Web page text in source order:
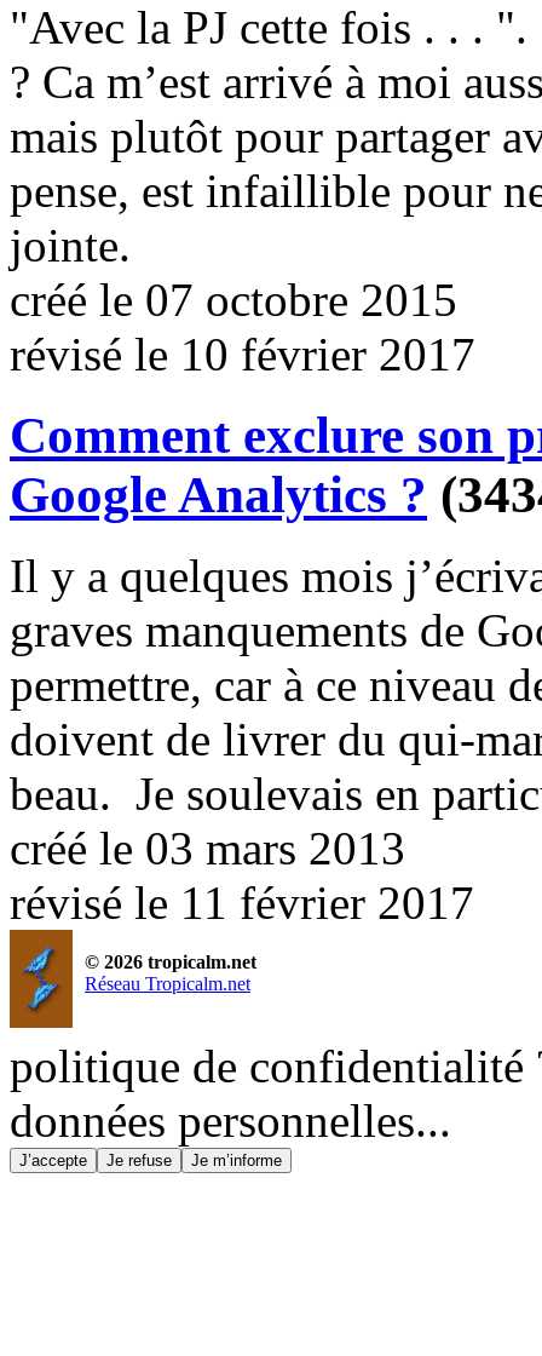
"Avec la PJ cette fois . . .
? Ca m’est arrivé à moi
mais plutôt pour partager
pense, est infaillible pour
jointe.
créé le 07 octobre 2015
révisé le 10 février 2017
Comment exclure son
Google Analytics ?
Il y a quelques mois
graves manquements de
permettre, car à ce niveau
doivent de livrer du qui-
beau. Je soulevais en
créé le 03 mars 2013
révisé le 11 février 2017
© 2026 tropicalm.net
Réseau Tropicalm.net
politique de confidentialité
données personnelles...
J’accepte Je refuse Je m’informe